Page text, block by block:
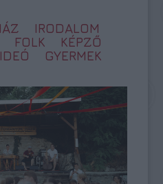
IRODALOM
FOLK
KÉPZŐ
GYERMEK